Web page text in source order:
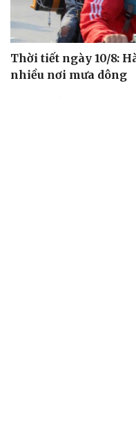
Thời tiết ngày 10/8:
nhiều nơi mưa dông